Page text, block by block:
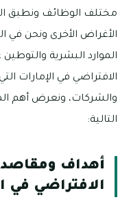
مختلف الوظائف ونطبق
الأغراض الأخرى ونحن في
الموارد البشرية
الافتراضي في الإمارات
والشركات، ونعرض أهم
التالية:
أهداف
الافتراضي في